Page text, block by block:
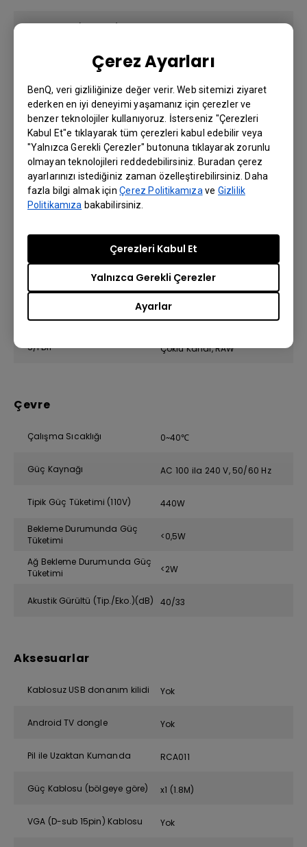
Çerez Ayarları
BenQ, veri gizliliğinize değer verir. Web sitemizi ziyaret
ederken en iyi deneyimi yaşamanız için çerezler ve
benzer teknolojiler kullanıyoruz. İsterseniz "Çerezleri
Kabul Et"e tıklayarak tüm çerezleri kabul edebilir veya
"Yalnızca Gerekli Çerezler" butonuna tıklayarak zorunlu
olmayan teknolojileri reddedebilirsiniz. Buradan çerez
ayarlarınızı istediğiniz zaman özelleştirebilirsiniz. Daha
fazla bilgi almak içinÇerez Politikamıza veGizlilik
Politikamıza bakabilirsiniz.
Ayarlar
Yalnızca Gerekli Çerezler
Çerezleri Kabul Et
RS232 çıkışı (DB-9pin) Yok
Kablolu Uzaktan Kumanda
Girişi (3,5 mm Mini Jak)
(x1)
Kablolu Uzaktan Kumanda
Çıkışı (3,5 mm Mini Jak)
(x1)
DC 12V Tetikleyici (3,5 mm Jak)(x1)
(x1), 10 W
Ses çıkışı (3,5 mm Mini Jak) (x1)
S/PDIF Çoklu Kanal, RAW
Çevre
Çalışma Sıcaklığı 0~40℃
Güç Kaynağı AC 100 ila 240 V, 50/60 Hz
Tipik Güç Tüketimi (110V) 440W
Bekleme Durumunda Güç
Tüketimi
<0,5W
Ağ Bekleme Durumunda Güç
Tüketimi
<2W
Akustik Gürültü (Tip./Eko.)(dB) 40/33
Aksesuarlar
Kablosuz USB donanım kilidi Yok
Android TV dongle Yok
Pil ile Uzaktan Kumanda RCA011
Güç Kablosu (bölgeye göre) x1 (1.8M)
VGA (D-sub 15pin) Kablosu Yok